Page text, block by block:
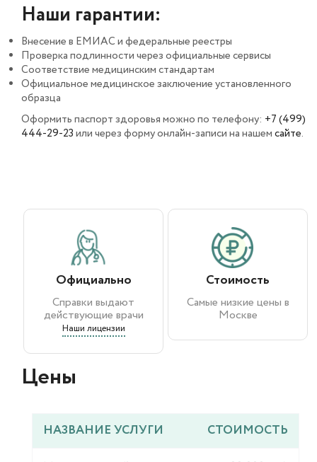
Наши гарантии:
Внесение в ЕМИАС и федеральные реестры
Проверка подлинности через официальные сервисы
Соответствие медицинским стандартам
Официальное медицинское заключение установленного
образца
Оформить паспорт здоровья можно по телефону: +7 (499)
444-29-23или через форму онлайн-записи на нашемсайте.
Официально
Справки выдают
действующие врачи
Наши лицензии
Стоимость
Самые низкие цены в
Москве
Цены​
НАЗВАНИЕ УСЛУГИ СТОИМОСТЬ